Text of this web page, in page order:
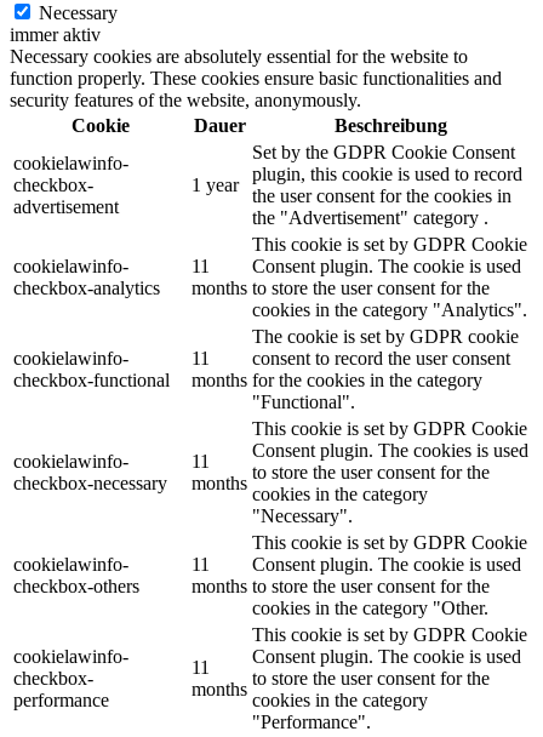
Necessary
immer aktiv
Necessary cookies are absolutely essential for the website to
function properly. These cookies ensure basic functionalities and
security features of the website, anonymously.
Cookie
Dauer
Beschreibung
cookielawinfo-
checkbox-
advertisement
1 year
Set by the GDPR Cookie Consent
plugin, this cookie is used to record
the user consent for the cookies in
the "Advertisement" category .
cookielawinfo-
checkbox-analytics
11
months
This cookie is set by GDPR Cookie
Consent plugin. The cookie is used
to store the user consent for the
cookies in the category "Analytics".
cookielawinfo-
checkbox-functional
11
months
The cookie is set by GDPR cookie
consent to record the user consent
for the cookies in the category
"Functional".
cookielawinfo-
checkbox-necessary
11
months
This cookie is set by GDPR Cookie
Consent plugin. The cookies is used
to store the user consent for the
cookies in the category
"Necessary".
cookielawinfo-
checkbox-others
11
months
This cookie is set by GDPR Cookie
Consent plugin. The cookie is used
to store the user consent for the
cookies in the category "Other.
cookielawinfo-
checkbox-
performance
11
months
This cookie is set by GDPR Cookie
Consent plugin. The cookie is used
to store the user consent for the
cookies in the category
"Performance".